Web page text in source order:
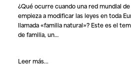
¿Qué ocurre cuando una red mundial
empieza a modificar las leyes en toda
llamada «familia natural»? Este es el
de familia, un…
Leer más...